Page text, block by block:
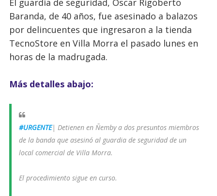
Baranda, de 40 años, fue asesinado a balazos
por delincuentes que ingresaron a la tienda
TecnoStore en Villa Morra el pasado lunes en
horas de la madrugada.
Más detalles abajo:
#URGENTE| Detienen en Ñemby a dos presuntos miembros
de la banda que asesinó al guardia de seguridad de un
local comercial de Villa Morra.
El procedimiento sigue en curso.